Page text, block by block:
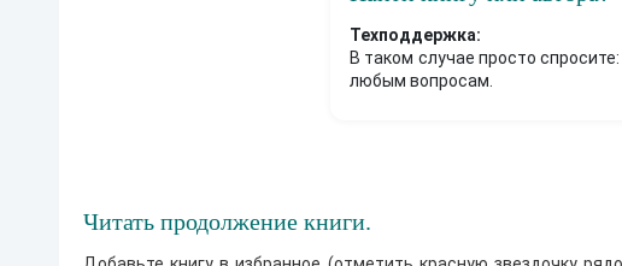
Техподдержка:
В таком случае просто
любым вопросам.
Читать продолжение книги.